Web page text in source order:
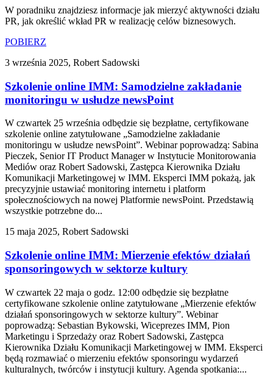
W poradniku znajdziesz informacje jak mierzyć aktywności działu
PR, jak określić wkład PR w realizację celów biznesowych.
POBIERZ
3 września 2025, Robert Sadowski
Szkolenie online IMM: Samodzielne zakładanie
monitoringu w usłudze newsPoint
W czwartek 25 września odbędzie się bezpłatne, certyfikowane
szkolenie online zatytułowane „Samodzielne zakładanie
monitoringu w usłudze newsPoint”. Webinar poprowadzą: Sabina
Pieczek, Senior IT Product Manager w Instytucie Monitorowania
Mediów oraz Robert Sadowski, Zastępca Kierownika Działu
Komunikacji Marketingowej w IMM. Eksperci IMM pokażą, jak
precyzyjnie ustawiać monitoring internetu i platform
społecznościowych na nowej Platformie newsPoint. Przedstawią
wszystkie potrzebne do...
15 maja 2025, Robert Sadowski
Szkolenie online IMM: Mierzenie efektów działań
sponsoringowych w sektorze kultury
W czwartek 22 maja o godz. 12:00 odbędzie się bezpłatne
certyfikowane szkolenie online zatytułowane „Mierzenie efektów
działań sponsoringowych w sektorze kultury”. Webinar
poprowadzą: Sebastian Bykowski, Wiceprezes IMM, Pion
Marketingu i Sprzedaży oraz Robert Sadowski, Zastępca
Kierownika Działu Komunikacji Marketingowej w IMM. Eksperci
będą rozmawiać o mierzeniu efektów sponsoringu wydarzeń
kulturalnych, twórców i instytucji kultury. Agenda spotkania:...